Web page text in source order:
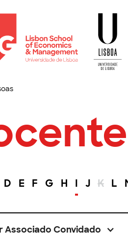
D E F G H I J K L
Associado Convidado